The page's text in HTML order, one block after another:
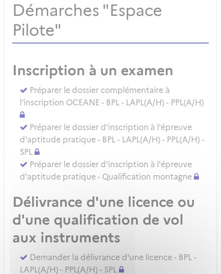
Démarches "Espace
Pilote"
Inscription à un examen
Préparer le dossier complémentaire à
l'inscription OCEANE - BPL - LAPL(A/H) - PPL(A/H)
Préparer le dossier d'inscription à l'épreuve
d'aptitude pratique - BPL - LAPL(A/H) - PPL(A/H) -
SPL
Préparer le dossier d'inscription à l'épreuve
d'aptitude pratique - Qualification montagne
Délivrance d'une licence ou
d'une qualification de vol
aux instruments
Demander la délivrance d'une licence - BPL -
LAPL(A/H) - PPL(A/H) - SPL